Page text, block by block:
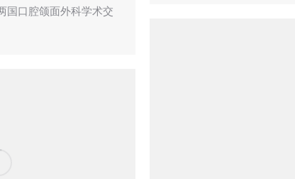
国口腔颌面外科学术交